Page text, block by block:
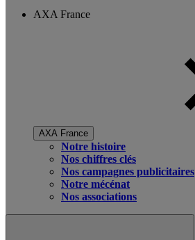
AXA France
AXA France
Notre histoire
Nos chiffres clés
Nos campagnes publicitaires
Notre mécénat
Nos associations